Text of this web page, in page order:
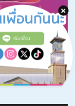
เพิ่มเพื่อน